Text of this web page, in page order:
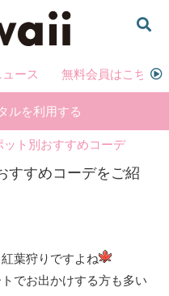
ース 無料会員はこちら
ルを利用する
ット別おすすめコーデ
すすめコーデをご紹
葉狩りですよね
でお出かけする方も多い